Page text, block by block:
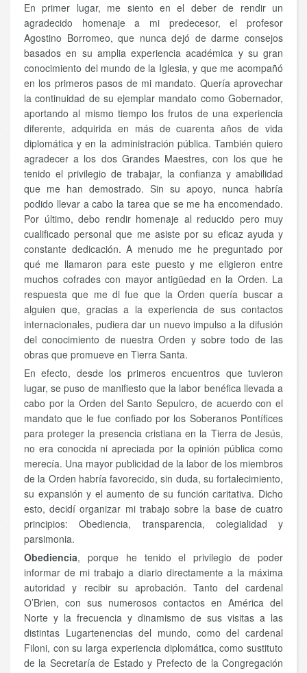
En primer lugar, me siento en el deber de rendir un
agradecido homenaje a mi predecesor, el profesor
Agostino Borromeo, que nunca dejó de darme consejos
basados en su amplia experiencia académica y su gran
conocimiento del mundo de la Iglesia, y que me acompañó
en los primeros pasos de mi mandato. Quería aprovechar
la continuidad de su ejemplar mandato como Gobernador,
aportando al mismo tiempo los frutos de una experiencia
diferente, adquirida en más de cuarenta años de vida
diplomática y en la administración pública. También quiero
agradecer a los dos Grandes Maestres, con los que he
tenido el privilegio de trabajar, la confianza y amabilidad
que me han demostrado. Sin su apoyo, nunca habría
podido llevar a cabo la tarea que se me ha encomendado.
Por último, debo rendir homenaje al reducido pero muy
cualificado personal que me asiste por su eficaz ayuda y
constante dedicación. A menudo me he preguntado por
qué me llamaron para este puesto y me eligieron entre
muchos cofrades con mayor antigüedad en la Orden. La
respuesta que me di fue que la Orden quería buscar a
alguien que, gracias a la experiencia de sus contactos
internacionales, pudiera dar un nuevo impulso a la difusión
del conocimiento de nuestra Orden y sobre todo de las
obras que promueve en Tierra Santa.
En efecto, desde los primeros encuentros que tuvieron
lugar, se puso de manifiesto que la labor benéfica llevada a
cabo por la Orden del Santo Sepulcro, de acuerdo con el
mandato que le fue confiado por los Soberanos Pontífices
para proteger la presencia cristiana en la Tierra de Jesús,
no era conocida ni apreciada por la opinión pública como
merecía. Una mayor publicidad de la labor de los miembros
de la Orden habría favorecido, sin duda, su fortalecimiento,
su expansión y el aumento de su función caritativa. Dicho
esto, decidí organizar mi trabajo sobre la base de cuatro
principios: Obediencia, transparencia, colegialidad y
parsimonia.
Obediencia, porque he tenido el privilegio de poder
informar de mi trabajo a diario directamente a la máxima
autoridad y recibir su aprobación. Tanto del cardenal
O’Brien, con sus numerosos contactos en América del
Norte y la frecuencia y dinamismo de sus visitas a las
distintas Lugartenencias del mundo, como del cardenal
Filoni, con su larga experiencia diplomática, como sustituto
de la Secretaría de Estado y Prefecto de la Congregación